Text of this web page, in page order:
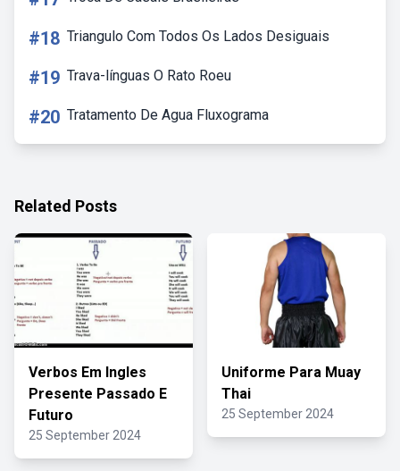
#18 Triangulo Com Todos Os Lados Desiguais
#19 Trava-línguas O Rato Roeu
#20 Tratamento De Agua Fluxograma
Related Posts
Verbos Em Ingles
Presente Passado E
Futuro
25 September 2024
Uniforme Para Muay
Thai
25 September 2024